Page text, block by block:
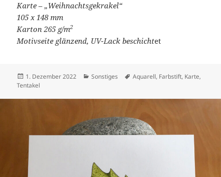
Karte – „Weihnachtsgekrakel“
105 x 148 mm
Karton 265 g/m2
Motivseite glänzend, UV-Lack beschichtet
Veröffentlicht
am
1. Dezember 2022 Kategorien
Sonstiges Schlagwörter
Aquarell, Farbstift, Karte,
Tentakel